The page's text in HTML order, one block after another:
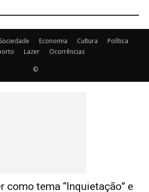
Sociedade Economia Cultura
Política
Lazer Ocorrências
©
como tema “Inquietação” e